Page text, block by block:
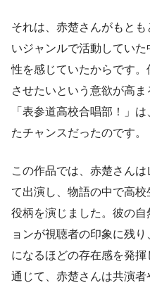
それは、赤楚さんがもと
いジャンルで活動してい
性を感じていたからです
させたいという意欲が高
「表参道高校合唱部！」
たチャンスだったのです。
この作品では、赤楚さん
て出演し、物語の中で高
役柄を演じました。彼の
ョンが視聴者の印象に残
になるほどの存在感を発
通じて、赤楚さんは共演者